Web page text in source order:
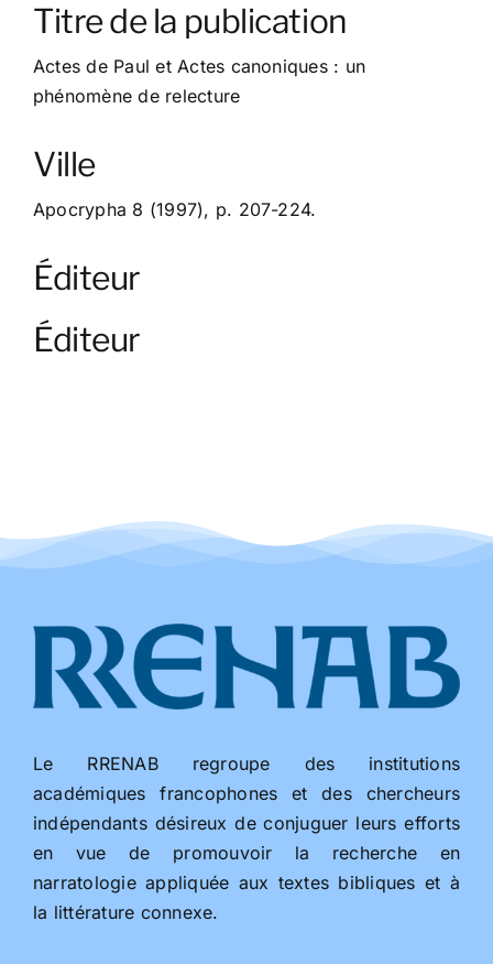
Contact
Titre de la publication
Actes de Paul et Actes canoniques : un
phénomène de relecture
Ville
Apocrypha 8 (1997), p. 207-224.
Éditeur
Éditeur
Le RRENAB regroupe des institutions
académiques francophones et des chercheurs
indépendants désireux de conjuguer leurs efforts
en vue de promouvoir la recherche en
narratologie appliquée aux textes bibliques et à
la littérature connexe.